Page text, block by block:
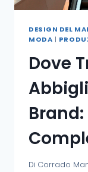
DESIGN DEL
MODA |
Dove
Di Corrado